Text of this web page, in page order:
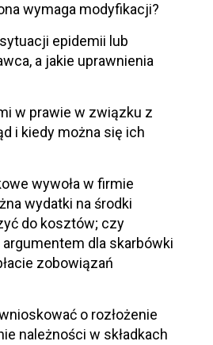
wymaga modyfikacji?
epidemii lub
a jakie uprawnienia
w prawie w związku z
i kiedy można się ich
wywoła w firmie
wydatki na środki
do kosztów; czy
dla skarbówki
zobowiązań
o rozłożenie
należności w składkach